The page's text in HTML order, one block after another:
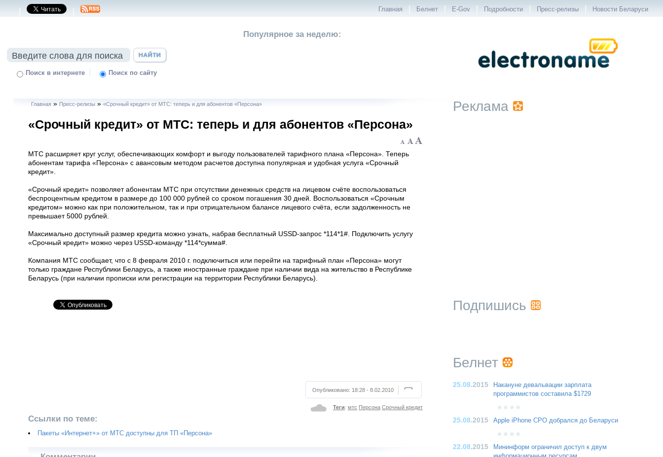
| | Главная | Белнет | E-Gov | Подробности | Пресс-релизы | Новости Беларуси
Поиск в интернете | Поиск по сайту
Популярное за неделю:
Главная » Пресс-релизы » «Срочный кредит» от МТС: теперь и для абонентов «Персона»
«Срочный кредит» от МТС: теперь и для абонентов «Персона»
МТС расширяет круг услуг, обеспечивающих комфорт и выгоду пользователей тарифного плана «Персона». Теперь
абонентам тарифа «Персона» с авансовым методом расчетов доступна популярная и удобная услуга «Срочный
кредит».
«Срочный кредит» позволяет абонентам МТС при отсутствии денежных средств на лицевом счёте воспользоваться
беспроцентным кредитом в размере до 100 000 рублей со сроком погашения 30 дней. Воспользоваться «Срочным
кредитом» можно как при положительном, так и при отрицательном балансе лицевого счёта, если задолженность не
превышает 5000 рублей.
Максимально доступный размер кредита можно узнать, набрав бесплатный USSD-запрос *114*1#. Подключить услугу
«Срочный кредит» можно через USSD-команду *114*сумма#.
Компания МТС сообщает, что с 8 февраля 2010 г. подключиться или перейти на тарифный план «Персона» могут
только граждане Республики Беларусь, а также иностранные граждане при наличии вида на жительство в Республике
Беларусь (при наличии прописки или регистрации на территории Республики Беларусь).
Опубликовано: 18:28 - 8.02.2010
Теги: мтс Персона Срочный кредит
Ссылки по теме:
Пакеты «Интернет+» от МТС доступны для ТП «Персона»
Реклама
Подпишись
Белнет
25.08.2015
Накануне девальвации зарплата
программистов составила $1729
25.08.2015 Apple iPhone CPO добрался до Беларуси
22.08.2015
Мининформ ограничил доступ к двум